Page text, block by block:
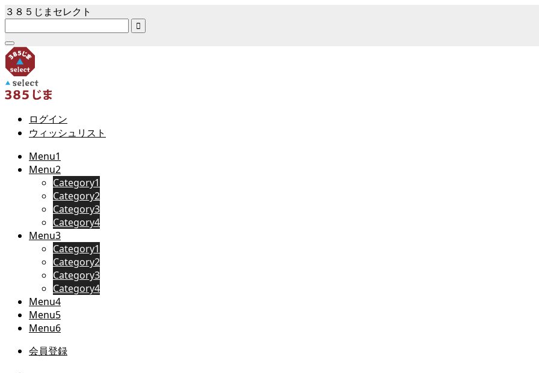
３８５じまセレクト

ログイン
ウィッシュリスト
Menu1
Menu2
Category1
Category2
Category3
Category4
Menu3
Category1
Category2
Category3
Category4
Menu4
Menu5
Menu6
会員登録